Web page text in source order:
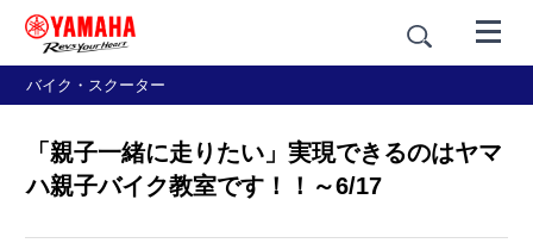
バイク・スクーター
「親子一緒に走りたい」実現できるのはヤマ
ハ親子バイク教室です！！～6/17